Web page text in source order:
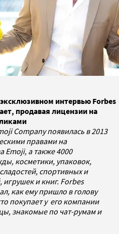
интервью Forbes
продавая лицензии на
Company появилась в 2013
правами на
Emoji, а также 4000
косметики, упаковок,
спортивных и
и книг. Forbes
как ему пришло в голову
покупает у его компании
знакомые по чат-румам и